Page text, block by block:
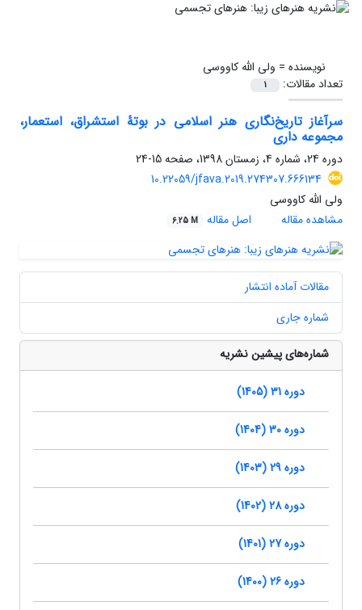
نویسنده = ولی الله کاووسی
تعداد مقالات:
1
سرآغاز تاریخ‌نگاری هنر اسلامی در بوتۀ استشراق، استعمار،
مجموعه داری
دوره 24، شماره 4، زمستان 1398، صفحه
15-24
10.22059/jfava.2019.274307.666134
ولی الله کاووسی
مشاهده مقاله
اصل مقاله 6.25 M
مقالات آماده انتشار
شماره جاری
شماره‌های پیشین نشریه
دوره 31 (1405)
دوره 30 (1404)
دوره 29 (1403)
دوره 28 (1402)
دوره 27 (1401)
دوره 26 (1400)